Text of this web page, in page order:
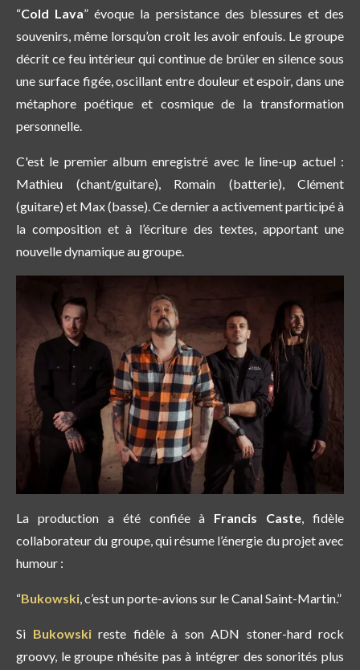
“Cold Lava” évoque la persistance des blessures et des
souvenirs, même lorsqu’on croit les avoir enfouis. Le groupe
décrit ce feu intérieur qui continue de brûler en silence sous
une surface figée, oscillant entre douleur et espoir, dans une
métaphore poétique et cosmique de la transformation
personnelle.
C'est le premier album enregistré avec le line-up actuel :
Mathieu (chant/guitare), Romain (batterie), Clément
(guitare) et Max (basse). Ce dernier a activement participé à
la composition et à l’écriture des textes, apportant une
nouvelle dynamique au groupe.
La production a été confiée à Francis Caste, fidèle
collaborateur du groupe, qui résume l’énergie du projet avec
humour :
“Bukowski, c’est un porte-avions sur le Canal Saint-Martin.”
Si Bukowskireste fidèle à son ADN stoner-hard rock
groovy, le groupe n’hésite pas à intégrer des sonorités plus